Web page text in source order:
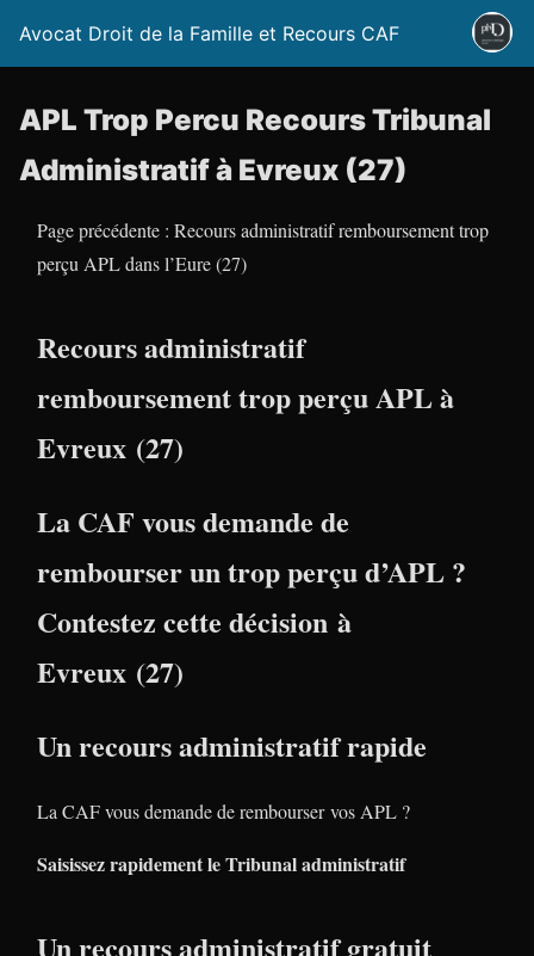
Avocat Droit de la Famille et Recours CAF
APL Trop Percu Recours Tribunal
Administratif à Evreux (27)
Page précédente : Recours administratif remboursement trop
perçu APL dans l’Eure (27)
Recours administratif
remboursement trop perçu APL à
Evreux (27)
La CAF vous demande de
rembourser un trop perçu d’APL ?
Contestez cette décision à
Evreux (27)
Un recours administratif rapide
La CAF vous demande de rembourser vos APL ?
Saisissez rapidement le Tribunal administratif
Un recours administratif gratuit